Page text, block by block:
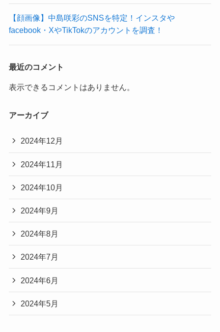
【顔画像】中島咲彩のSNSを特定！インスタや
facebook・XやTikTokのアカウントを調査！
最近のコメント
表示できるコメントはありません。
アーカイブ
2024年12月
2024年11月
2024年10月
2024年9月
2024年8月
2024年7月
2024年6月
2024年5月